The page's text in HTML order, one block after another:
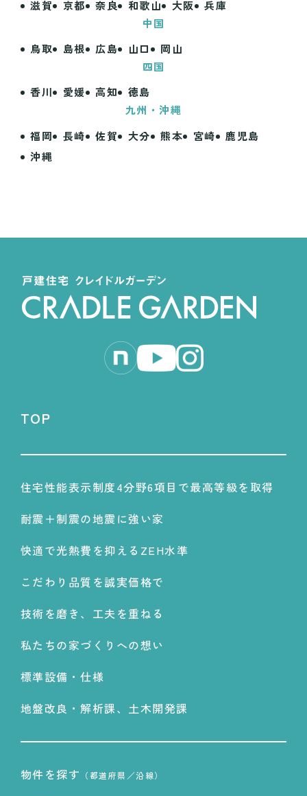
滋賀 京都 奈良 和歌山 大阪
兵庫
中国
鳥取
島根 広島 山口
岡山
四国
香川
愛媛 高知
徳島
九州・沖縄
福岡
長崎 佐賀 大分 熊本 宮崎
鹿児島
沖縄
TOP
住宅性能表示制度4分野6項目で最高等級を取得
耐震＋制震の地震に強い家
快適で光熱費を抑えるZEH水準
こだわり品質を誠実価格で
技術を磨き、工夫を重ねる
私たちの家づくりへの想い
標準設備・仕様
地盤改良・解析課、土木開発課
物件を探す （都道府県／沿線）